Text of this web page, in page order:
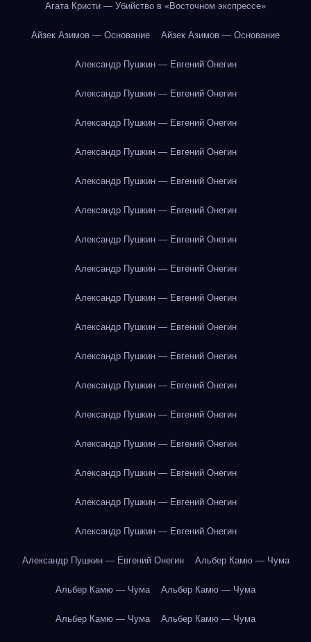
Агата Кристи — Убийство в «Восточном экспрессе»
Айзек Азимов — Основание Айзек Азимов — Основание
Александр Пушкин — Евгений Онегин
Александр Пушкин — Евгений Онегин
Александр Пушкин — Евгений Онегин
Александр Пушкин — Евгений Онегин
Александр Пушкин — Евгений Онегин
Александр Пушкин — Евгений Онегин
Александр Пушкин — Евгений Онегин
Александр Пушкин — Евгений Онегин
Александр Пушкин — Евгений Онегин
Александр Пушкин — Евгений Онегин
Александр Пушкин — Евгений Онегин
Александр Пушкин — Евгений Онегин
Александр Пушкин — Евгений Онегин
Александр Пушкин — Евгений Онегин
Александр Пушкин — Евгений Онегин
Александр Пушкин — Евгений Онегин
Александр Пушкин — Евгений Онегин
Александр Пушкин — Евгений Онегин Альбер Камю — Чума
Альбер Камю — Чума Альбер Камю — Чума
Альбер Камю — Чума Альбер Камю — Чума